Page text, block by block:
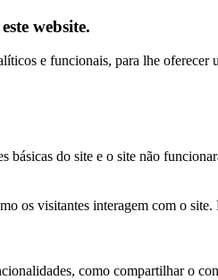
website.
e funcionais, para lhe oferecer
básicas do site e o site não
os visitantes interagem com o
como compartilhar o